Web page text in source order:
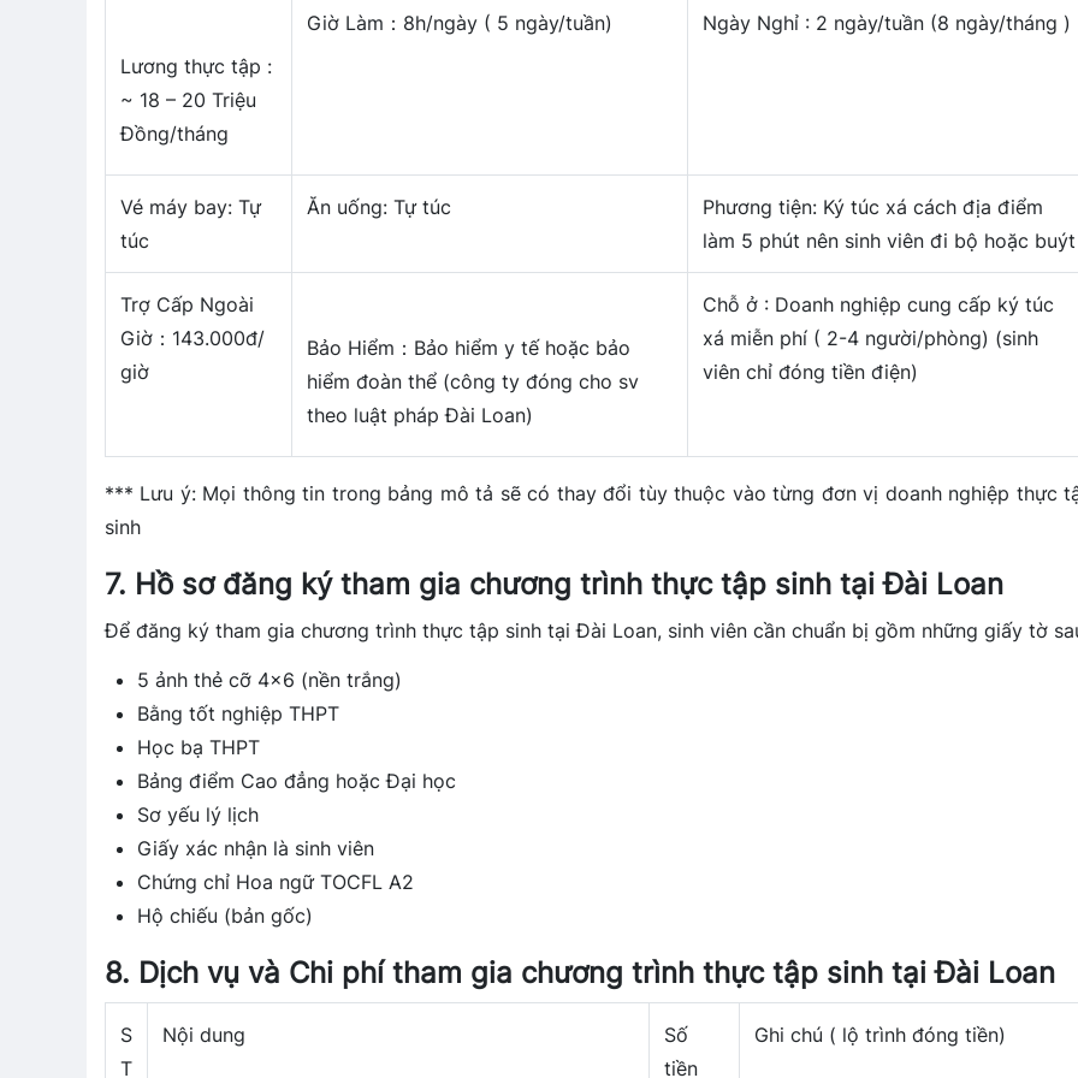
Lương thực tập :
~ 18 – 20 Triệu
Đồng/tháng
Giờ Làm：8h/ngày ( 5 ngày/tuần) Ngày Nghỉ : 2 ngày/tuần (8 ngày/tháng )
Vé máy bay: Tự
túc
Ăn uống: Tự túc
Phương tiện: Ký túc xá cách địa điểm
làm 5 phút nên sinh viên đi bộ hoặc buýt
Trợ Cấp Ngoài
Giờ：143.000đ/
giờ
Bảo Hiểm：Bảo hiểm y tế hoặc bảo
hiểm đoàn thể (công ty đóng cho sv
theo luật pháp Đài Loan)
Chỗ ở : Doanh nghiệp cung cấp ký túc
xá miễn phí ( 2-4 người/phòng) (sinh
viên chỉ đóng tiền điện)
*** Lưu ý: Mọi thông tin trong bảng mô tả sẽ có thay đổi tùy thuộc vào từng đơn vị doanh nghiệp thực
sinh
7. Hồ sơ đăng ký tham gia chương trình thực tập sinh tại Đài Loan
Để đăng ký tham gia chương trình thực tập sinh tại Đài Loan, sinh viên cần chuẩn bị gồm những giấy tờ
5 ảnh thẻ cỡ 4×6 (nền trắng)
Bằng tốt nghiệp THPT
Học bạ THPT
Bảng điểm Cao đẳng hoặc Đại học
Sơ yếu lý lịch
Giấy xác nhận là sinh viên
Chứng chỉ Hoa ngữ TOCFL A2
Hộ chiếu (bản gốc)
8. Dịch vụ và Chi phí tham gia chương trình thực tập sinh tại Đài Loan
S
T
Nội dung
Số
tiền
Ghi chú ( lộ trình đóng tiền)